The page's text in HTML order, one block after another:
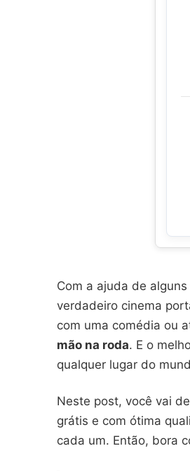
Com a ajuda de alguns
verdadeiro cinema
com uma comédia ou
mão na roda. E o
qualquer lugar do
Neste post, você vai
grátis e com ótima
cada um. Então, bora